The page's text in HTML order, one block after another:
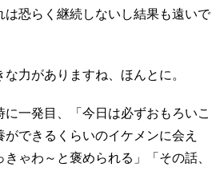
は恐らく継続しないし結果も遠いで
力がありますね、ほんとに。
一発目、「今日は必ずおもろいこ
できるくらいのイケメンに会え
ゃわ～と褒められる」「その話、